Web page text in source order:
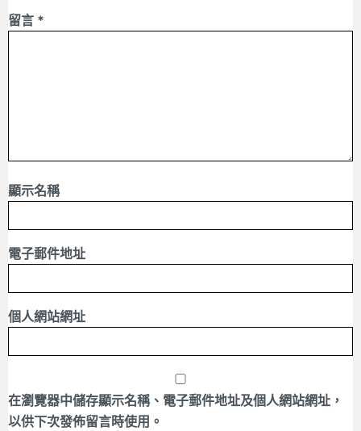
留言 *
顯示名稱
電子郵件地址
個人網站網址
在瀏覽器中儲存顯示名稱、電子郵件地址及個人網站網址，
以供下次發佈留言時使用。